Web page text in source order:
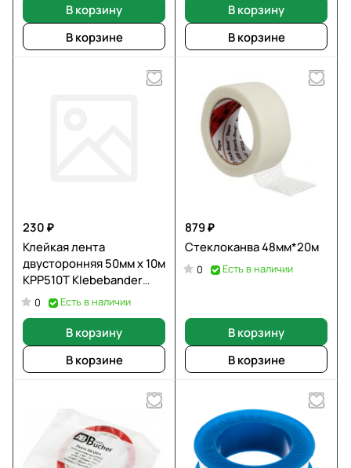
В корзину
В корзине
В корзину
В корзине
230 ₽
Клейкая лента
двусторонняя 50мм х 10м
KPP510T Klebebander
(полипропилен) 55035
0 Есть в наличии
В корзину
В корзине
879 ₽
Стеклоканва 48мм*20м
0 Есть в наличии
В корзину
В корзине